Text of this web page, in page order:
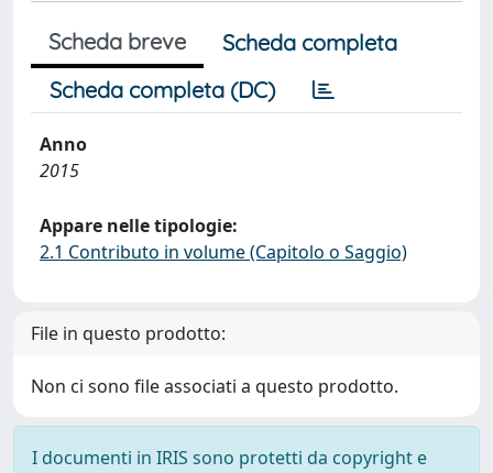
Scheda breve
Scheda completa
Scheda completa (DC)
Anno
2015
Appare nelle tipologie:
2.1 Contributo in volume (Capitolo o Saggio)
File in questo prodotto:
Non ci sono file associati a questo prodotto.
I documenti in IRIS sono protetti da copyright e